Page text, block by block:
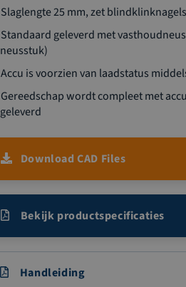
Slaglengte 25 mm, zet
Standaard geleverd met
neusstuk)
Accu is voorzien van laadstatus
Gereedschap wordt compleet met
geleverd
Download CAD Files
Bekijk productspecificaties
Handleiding